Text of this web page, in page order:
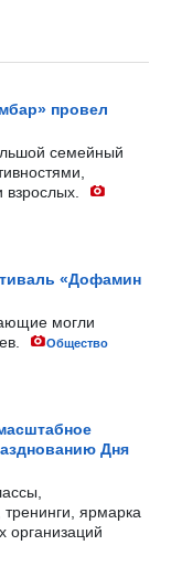
провел
семейный
«Дофамин
могли
Общество
Дня
ярмарка
организаций